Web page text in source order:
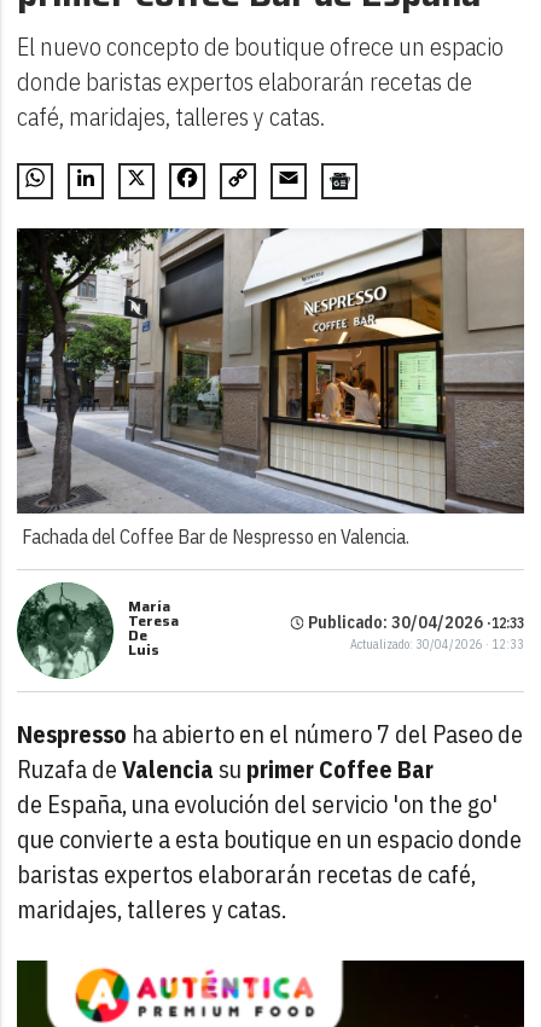
El nuevo concepto de boutique ofrece un espacio
donde baristas expertos elaborarán recetas de
café, maridajes, talleres y catas.
WhatsAppLinkedIn
X FacebookCopy
Email
Fachada del Coffee Bar de Nespresso en Valencia.
María
Teresa
De
Luis
Publicado: 30/04/2026 ·12:33
Actualizado: 30/04/2026 · 12:33
Nespresso ha abierto en el número 7 del Paseo de
Ruzafa deValencia su primer Coffee Bar
de España, una evolución del servicio 'on the go'
que convierte a esta boutique en un espacio donde
baristas expertos elaborarán recetas de café,
maridajes, talleres y catas.